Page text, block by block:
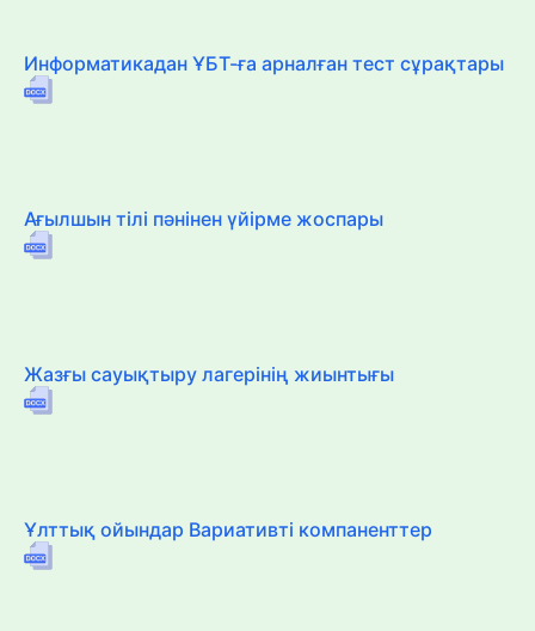
Информатикадан ҰБТ-ға арналған тест сұрақтары
Ағылшын тілі пәнінен үйірме жоспары
Жазғы сауықтыру лагерінің жиынтығы
Ұлттық ойындар Вариативті компаненттер